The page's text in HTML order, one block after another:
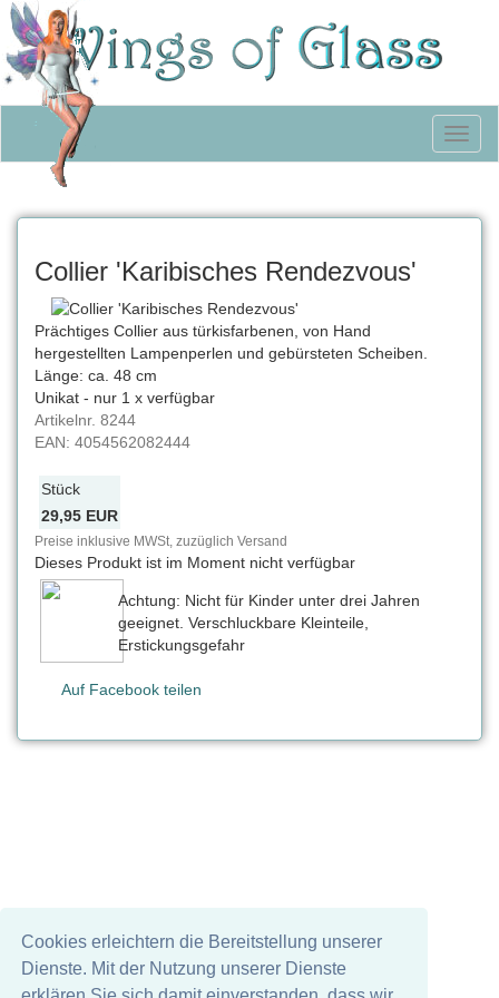
Cookies erleichtern die Bereitstellung unserer
Dienste. Mit der Nutzung unserer Dienste
Collier 'Karibisches Rendezvous'
Prächtiges Collier aus türkisfarbenen, von Hand
hergestellten Lampenperlen und gebürsteten Scheiben.
Länge: ca. 48 cm
Unikat - nur 1 x verfügbar
Artikelnr. 8244
EAN: 4054562082444
Stück
29,95 EUR
Preise inklusive MWSt, zuzüglich Versand
Dieses Produkt ist im Moment nicht verfügbar
Achtung: Nicht für Kinder unter drei Jahren
geeignet. Verschluckbare Kleinteile,
Erstickungsgefahr
Auf Facebook teilen